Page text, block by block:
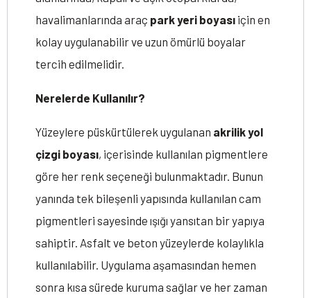
havalimanlarında araç park yeri boyası için en
kolay uygulanabilir ve uzun ömürlü boyalar
tercih edilmelidir.
Nerelerde Kullanılır?
Yüzeylere püskürtülerek uygulanan akrilik yol
çizgi boyası, içerisinde kullanılan pigmentlere
göre her renk seçeneği bulunmaktadır. Bunun
yanında tek bileşenli yapısında kullanılan cam
pigmentleri sayesinde ışığı yansıtan bir yapıya
sahiptir. Asfalt ve beton yüzeylerde kolaylıkla
kullanılabilir. Uygulama aşamasından hemen
sonra kısa sürede kuruma sağlar ve her zaman